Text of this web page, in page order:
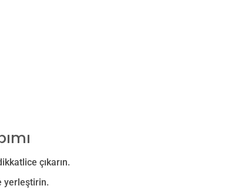
çıkarın.
yerleştirin.